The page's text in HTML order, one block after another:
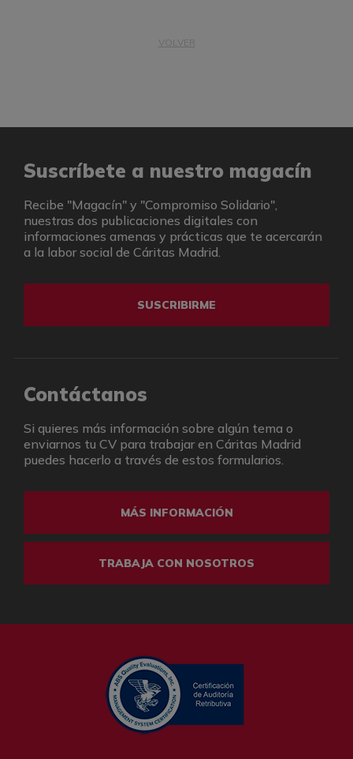
VOLVER
Suscríbete a nuestro magacín
Recibe "Magacín" y "Compromiso Solidario",
nuestras dos publicaciones digitales con
informaciones amenas y prácticas que te acercarán
a la labor social de Cáritas Madrid.
SUSCRIBIRME
Contáctanos
Si quieres más información sobre algún tema o
enviarnos tu CV para trabajar en Cáritas Madrid
puedes hacerlo a través de estos formularios.
MÁS INFORMACIÓN
TRABAJA CON NOSOTROS